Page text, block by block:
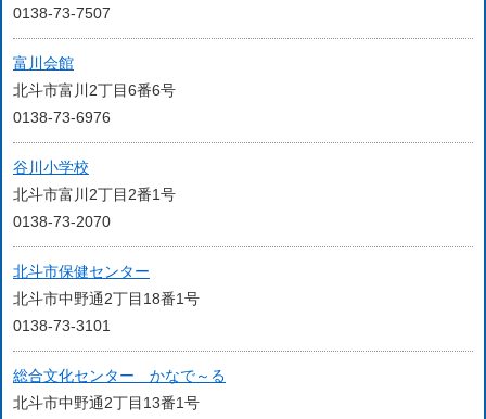
0138-73-7507
富川会館
北斗市富川2丁目6番6号
0138-73-6976
谷川小学校
北斗市富川2丁目2番1号
0138-73-2070
北斗市保健センター
北斗市中野通2丁目18番1号
0138-73-3101
総合文化センター かなで～る
北斗市中野通2丁目13番1号